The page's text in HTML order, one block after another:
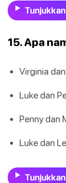
15. Apa
Virginia
Luke dan
Penny dan
Luke dan